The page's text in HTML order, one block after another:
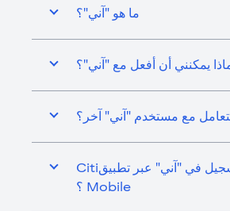
ما هو "آني"؟
يمكنني أن أفعل مع "آني"؟
مع مستخدم "آني" آخر؟
كيف يمكنني التسجيل في "آني" عبر تطبيقCiti
Mobile ؟